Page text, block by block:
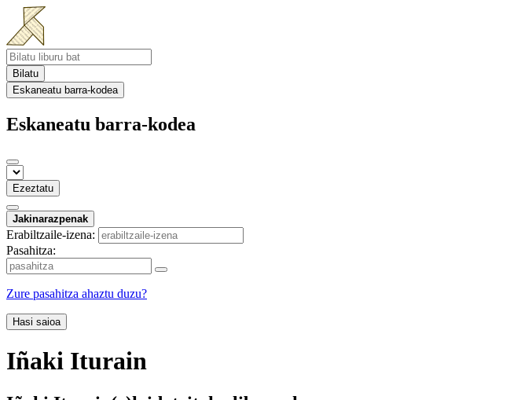
Bilatu
Eskaneatu barra-kodea
Eskaneatu barra-kodea
Ezeztatu
Jakinarazpenak
Erabiltzaile-izena:
Pasahitza:
Zure pasahitza ahaztu duzu?
Hasi saioa
Iñaki Iturain